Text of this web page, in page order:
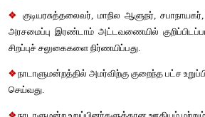
1. நாடாளுமன்றத்தில்
3. நாடாளுமன்றத்தில் சிறப்பு